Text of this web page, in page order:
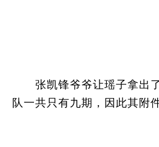
张凯锋爷爷让瑶子拿出了
队一共只有九期，因此其附